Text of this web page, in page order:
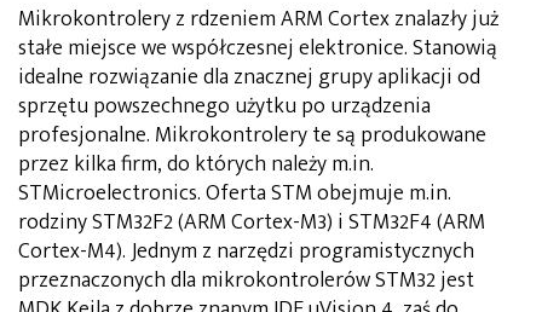
Mikrokontrolery z rdzeniem ARM Cortex znalazły już
stałe miejsce we współczesnej elektronice. Stanowią
idealne rozwiązanie dla znacznej grupy aplikacji od
sprzętu powszechnego użytku po urządzenia
profesjonalne. Mikrokontrolery te są produkowane
przez kilka firm, do których należy m.in.
STMicroelectronics. Oferta STM obejmuje m.in.
rodziny STM32F2 (ARM Cortex-M3) i STM32F4 (ARM
Cortex-M4). Jednym z narzędzi programistycznych
przeznaczonych dla mikrokontrolerów STM32 jest